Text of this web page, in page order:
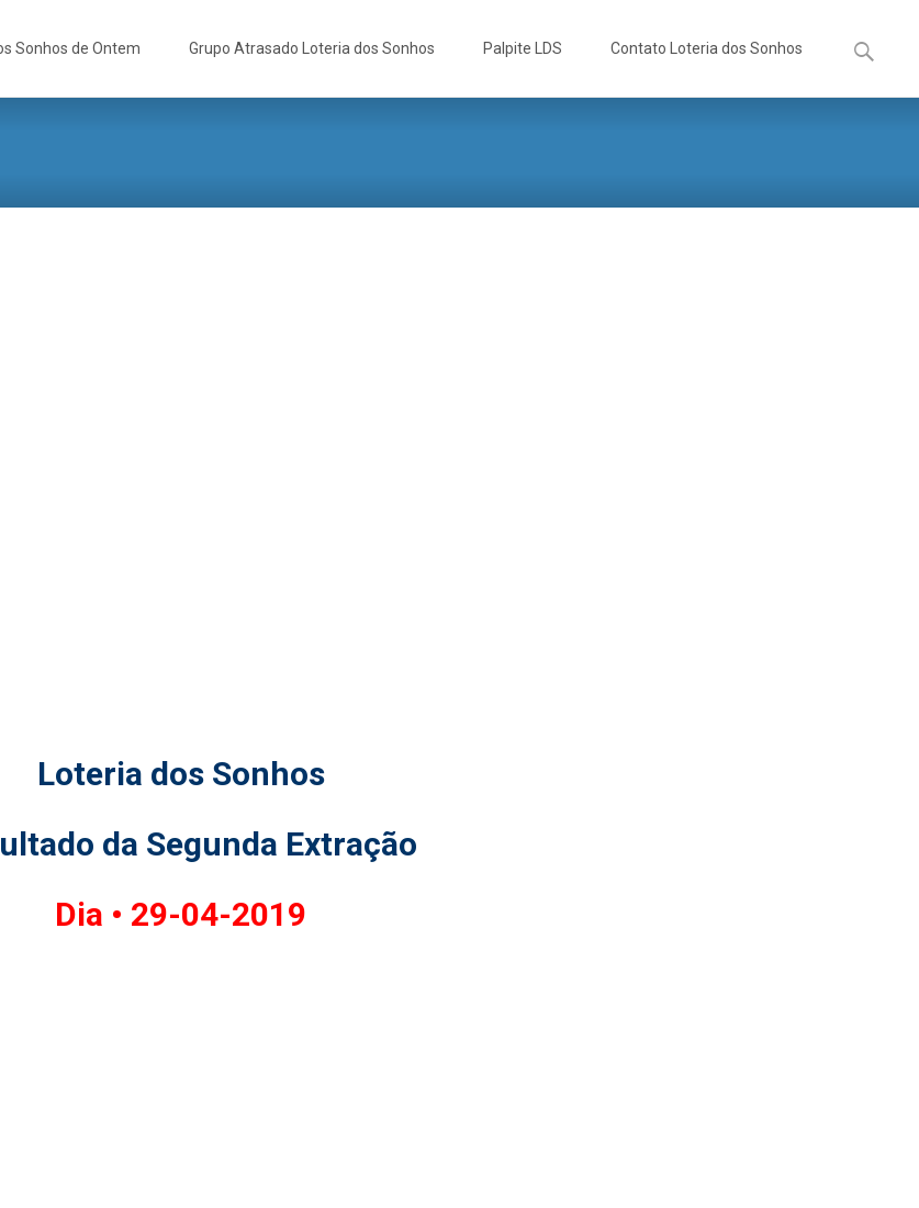
Sonhos de Ontem Grupo Atrasado Loteria dos Sonhos Palpite LDS Contato Loteria dos Sonhos
por:
Loteria dos Sonhos
da Segunda Extração
Dia • 29-04-2019